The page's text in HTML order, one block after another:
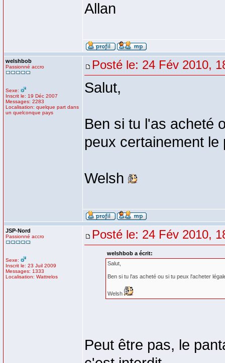
Allan
welshbob
Passionné accro
Sexe:
Inscrit le: 19 Déc 2007
Messages: 2283
Localisation: quelque part dans
un quelconque pays
Posté le: 24 Fév 2010,
Salut,
Ben si tu l'as acheté
peux certainement
Welsh
JSP-Nord
Passionné accro
Sexe:
Inscrit le: 23 Juil 2009
Messages: 1333
Localisation: Wattrelos
Posté le: 24 Fév 2010,
welshbob a écrit:
Salut,
Ben si tu l'as acheté ou si tu peux l'acheter
Welsh
Peut être pas, le